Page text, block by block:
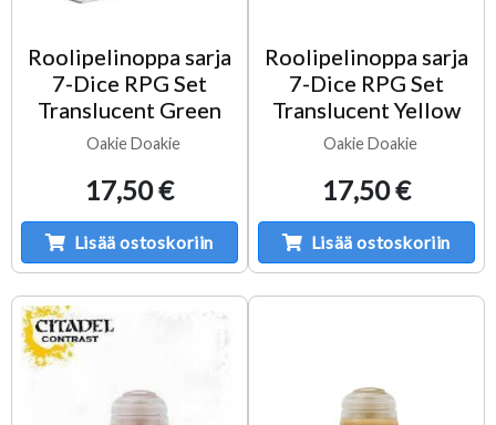
Roolipelinoppa sarja
7-Dice RPG Set
Translucent Green
Oakie Doakie
17,50 €
Lisää ostoskoriin
Roolipelinoppa sarja
7-Dice RPG Set
Translucent Yellow
Oakie Doakie
17,50 €
Lisää ostoskoriin